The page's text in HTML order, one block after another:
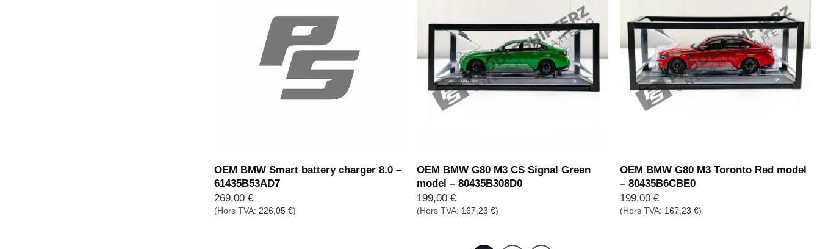
OEM BMW Smart battery charger 8.0 –
61435B53AD7
269,00 €
(Hors TVA: 226,05 €)
OEM BMW G80 M3 CS Signal Green
model – 80435B308D0
199,00€
(Hors TVA: 167,23€)
OEM BMW G80 M3 Toronto Red model
– 80435B6CBE0
199,00€
(Hors TVA: 167,23€)